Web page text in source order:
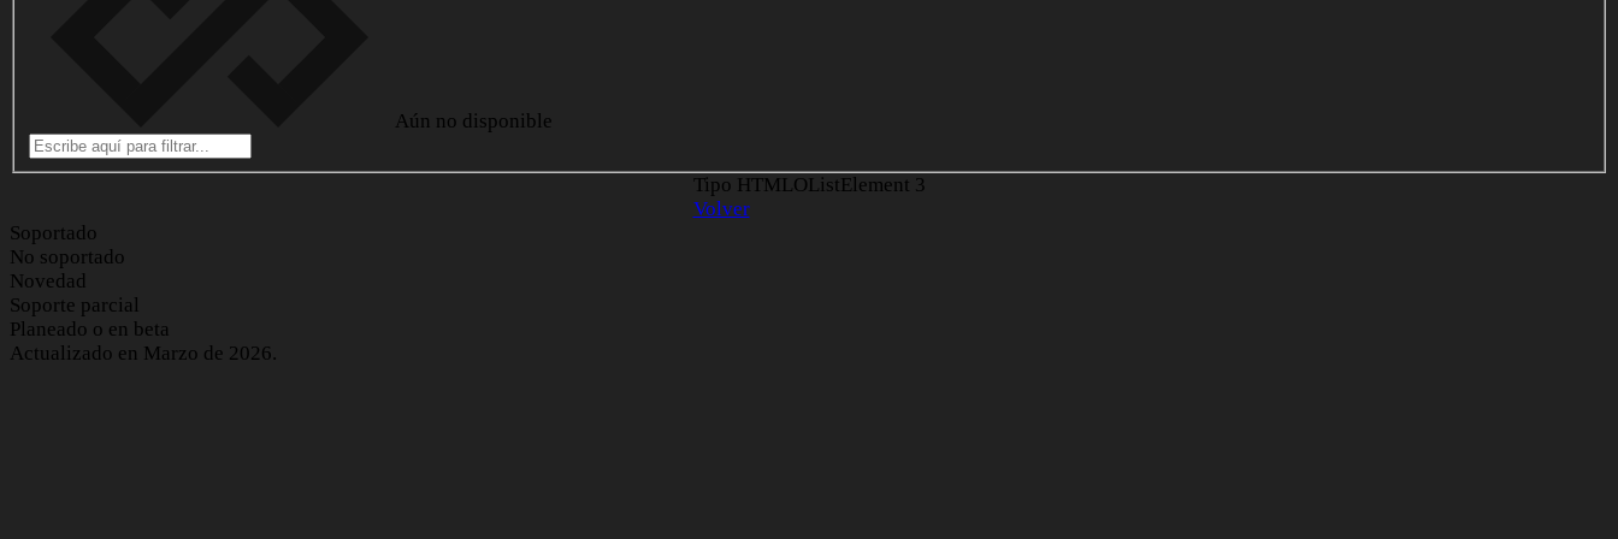
Aún no disponible
Tipo HTMLOListElement 3
Volver
Soportado
No soportado
Novedad
Soporte parcial
Planeado o en beta
Actualizado en Marzo de 2026.